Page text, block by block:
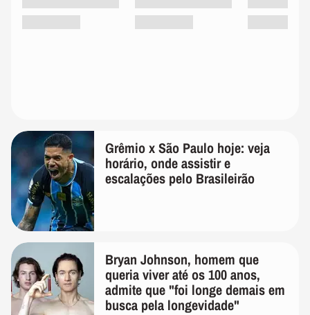
Grêmio x São Paulo hoje: veja
horário, onde assistir e
escalações pelo Brasileirão
Bryan Johnson, homem que
queria viver até os 100 anos,
admite que "foi longe demais em
busca pela longevidade"